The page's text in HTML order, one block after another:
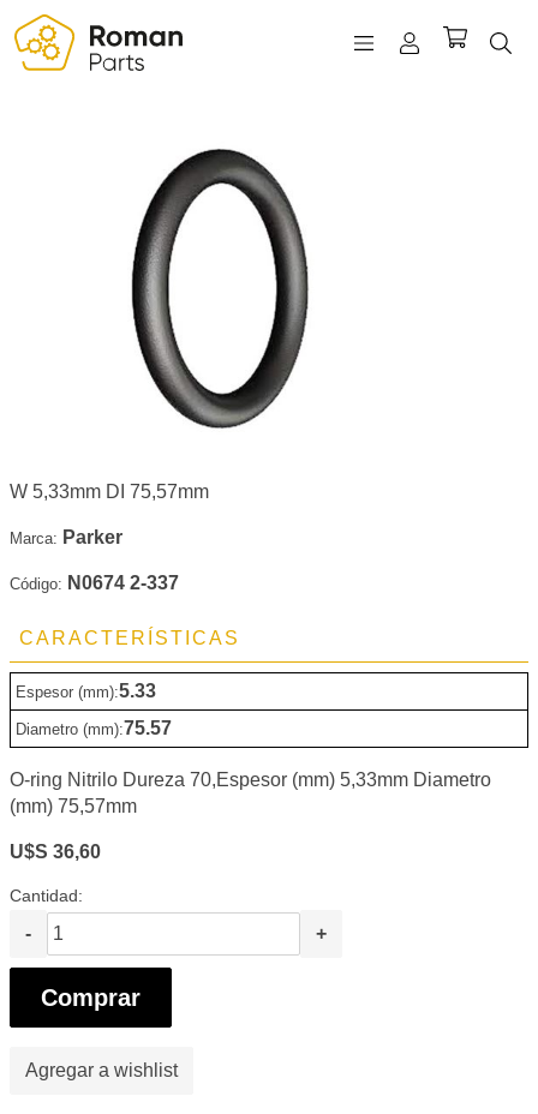
(0)
W 5,33mm DI 75,57mm
Marca: Parker
Código: N0674 2-337
CARACTERÍSTICAS
Espesor (mm):5.33
Diametro (mm):75.57
O-ring Nitrilo Dureza 70,Espesor (mm) 5,33mm Diametro
(mm) 75,57mm
U$S 36,60
Cantidad:
- +
Comprar
Agregar a wishlist